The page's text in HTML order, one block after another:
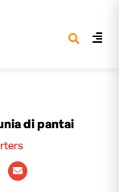
di pantai